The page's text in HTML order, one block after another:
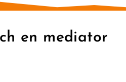
en mediator